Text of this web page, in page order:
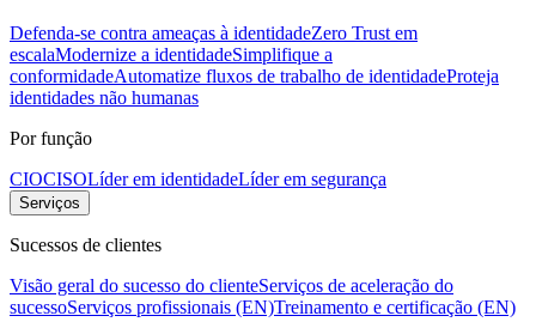
Defenda-se contra ameaças à identidadeZero Trust em
escalaModernize a identidadeSimplifique a
conformidadeAutomatize fluxos de trabalho de identidadeProteja
identidades não humanas
Por função
CIOCISOLíder em identidadeLíder em segurança
Serviços
Sucessos de clientes
Visão geral do sucesso do clienteServiços de aceleração do
sucessoServiços profissionais (EN)Treinamento e certificação (EN)